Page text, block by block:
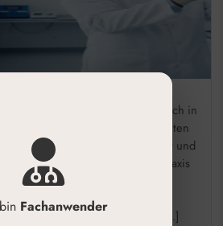
Recht & Qualität
Diese Frage stellt sich in
man zunächst denkt. Wir beleuchten
in Qualität, Sicherheit und
– damit Sie für Ihre Praxis
Nutzen Sie Fertigmixturen für
zugelassene
Sie Magistralrezepturen […]
Fachanwender